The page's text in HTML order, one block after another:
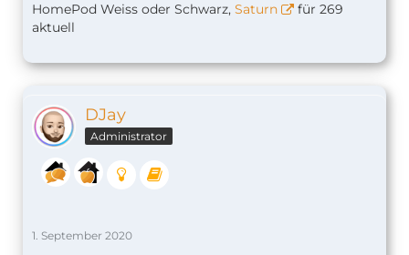
HomePod Weiss oder Schwarz, Saturn
für 269
aktuell
DJay
Administrator
1. September 2020